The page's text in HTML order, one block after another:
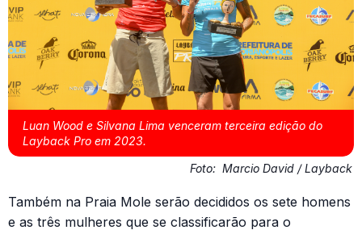
Luan Wood e Silvana Lima venceram terceira edição do
Layback Pro em 2023.
Foto: Marcio David / Layback
Também na Praia Mole serão decididos os sete homens
e as três mulheres que se classificarão para o